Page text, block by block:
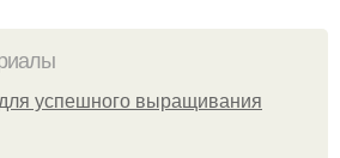
успешного выращивания